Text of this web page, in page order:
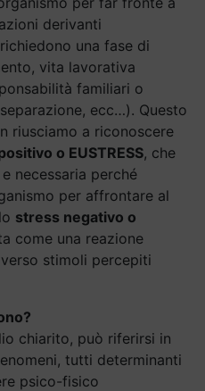
derivanti
una fase di
vita lavorativa
familiari o
ecc…). Questo
riusciamo a riconoscere
o EUSTRESS, che
necessaria perché
per affrontare al
stress negativo o
come una reazione
stimoli percepiti
chiarito, può riferirsi in
tutti determinanti
psico-fisico